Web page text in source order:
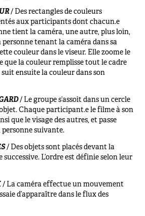
/Des rectangles de couleurs
aux participants dont chacun.e
tient la caméra, une autre, plus loin,
tenant la caméra dans sa
couleur dans le viseur. Elle zoome le
que la couleur remplisse tout le cadre
suit ensuite la couleur dans son
/Le groupe s’assoit dans un cercle
Chaque participant.e le filme à son
que le visage des autres, et passe
suivante.
/Des objets sont placés devant la
successive. L’ordre est définie selon leur
/ La caméra effectue un mouvement
d’apparaître dans le flux des